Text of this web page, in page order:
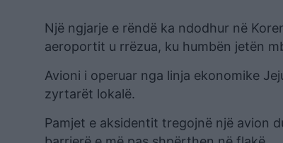
Një ngjarje e rëndë ka ndodhur në
aeroportit u rrëzua, ku humbën jetën
Avioni i operuar nga linja ekonomike
zyrtarët lokalë.
Pamjet e aksidentit tregojnë një avion